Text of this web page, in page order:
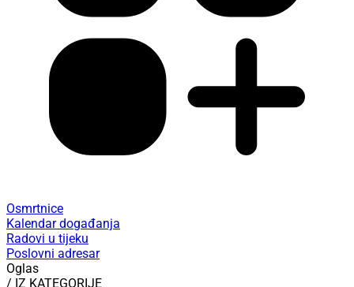
Osmrtnice
Kalendar događanja
Radovi u tijeku
Poslovni adresar
Oglas
/ IZ KATEGORIJE